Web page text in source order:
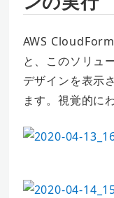
AWS
と、このソリュ
デザインを表示
ます。視覚的に